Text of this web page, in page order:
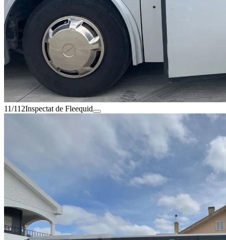
11/112Inspectat de Fleequid